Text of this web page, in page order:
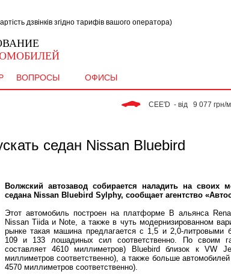
дзвінків згідно тарифів вашого оператора)
ВОПРОСЫ ОФИСЫ
CEE'D  - від   9 077 грн/міс.
седан Nissan Bluebird
Волжский автозавод собирается наладить на своих
седана Nissan Bluebird Sylphy, сообщает агентство
Этот автомобиль построен на платформе B альянса
Nissan Tiida и Note, а также в чуть модернизированном
рынке такая машина предлагается с 1,5 и 2,0-литровыми
109 и 133 лошадиных сил соответственно. По своим
составляет 4610 миллиметров) Bluebird близок к VW
миллиметров соответственно), а также больше
4570 миллиметров соответственно).